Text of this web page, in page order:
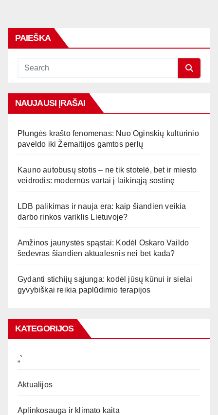
PAIEŠKA
NAUJAUSI ĮRAŠAI
Plungės krašto fenomenas: Nuo Oginskių kultūrinio
paveldo iki Žemaitijos gamtos perlų
Kauno autobusų stotis – ne tik stotelė, bet ir miesto
veidrodis: modernūs vartai į laikinąją sostinę
LDB palikimas ir nauja era: kaip šiandien veikia
darbo rinkos variklis Lietuvoje?
Amžinos jaunystės spąstai: Kodėl Oskaro Vaildo
šedevras šiandien aktualesnis nei bet kada?
Gydanti stichijų sąjunga: kodėl jūsų kūnui ir sielai
gyvybiškai reikia paplūdimio terapijos
KATEGORIJOS
„`
Aktualijos
Aplinkosauga ir klimato kaita